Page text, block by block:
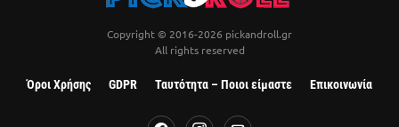
Copyright © 2016-2026 pickandroll.gr
All rights reserved
Όροι Χρήσης GDPR Ταυτότητα – Ποιοι είμαστε Επικοινωνία